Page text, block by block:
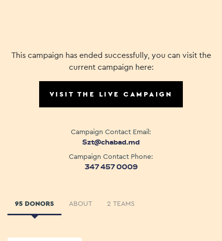
This campaign has ended successfully, you can visit the
current campaign here:
VISIT THE LIVE CAMPAIGN
Campaign Contact Email:
Szt@chabad.md
Campaign Contact Phone:
347 457 0009
95 DONORS ABOUT 2 TEAMS